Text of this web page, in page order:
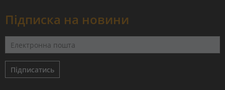
Підписка на новини
Підписатись